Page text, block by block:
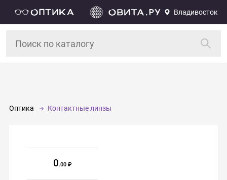
Владивосток
Оптика Контактные линзы
0.00